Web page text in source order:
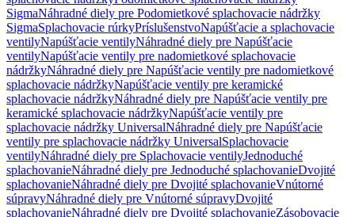
SigmaNáhradné diely pre Podomietkové splachovacie nádržky
SigmaSplachovacie rúrkyPríslušenstvoNapúšťacie a splachovacie
ventilyNapúšťacie ventilyNáhradné diely pre Napúšťacie
ventilyNapúšťacie ventily pre nadomietkové splachovacie
nádržkyNáhradné diely pre Napúšťacie ventily pre nadomietkové
splachovacie nádržkyNapúšťacie ventily pre keramické
splachovacie nádržkyNáhradné diely pre Napúšťacie ventily pre
keramické splachovacie nádržkyNapúšťacie ventily pre
splachovacie nádržky UniversalNáhradné diely pre Napúšťacie
ventily pre splachovacie nádržky UniversalSplachovacie
ventilyNáhradné diely pre Splachovacie ventilyJednoduché
splachovanieNáhradné diely pre Jednoduché splachovanieDvojité
splachovanieNáhradné diely pre Dvojité splachovanieVnútorné
súpravyNáhradné diely pre Vnútorné súpravyDvojité
splachovanieNáhradné diely pre Dvojité splachovanieZásobovacie